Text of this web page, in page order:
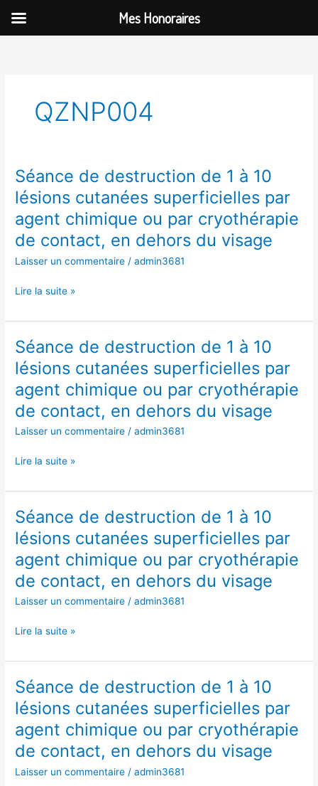
contenu
QZNP004
Séance de destruction de 1 à 10
lésions cutanées superficielles par
agent chimique ou par cryothérapie
de contact, en dehors du visage
Laisser un commentaire /admin3681
Séance
de
destruction
de
1
10
cutanées
agent
chimique
ou
par
cryothérapie
contact,
en
Lire la suite »
Séance de destruction de 1 à 10
lésions cutanées superficielles par
agent chimique ou par cryothérapie
de contact, en dehors du visage
Laisser un commentaire /admin3681
Séance
de
destruction
de
1
à
10
cutanées
agent
chimique
ou
par
cryothérapie
contact,
en
Lire la suite »
Séance de destruction de 1 à 10
lésions cutanées superficielles par
agent chimique ou par cryothérapie
de contact, en dehors du visage
Laisser un commentaire /admin3681
Séance
de
destruction
de
1
10
cutanées
agent
chimique
ou
par
cryothérapie
contact,
Lire la suite »
Séance de destruction de 1 à 10
lésions cutanées superficielles par
agent chimique ou par cryothérapie
de contact, en dehors du visage
Laisser un commentaire /admin3681
Séance
de
destruction
de
1
10
Mes Honoraires